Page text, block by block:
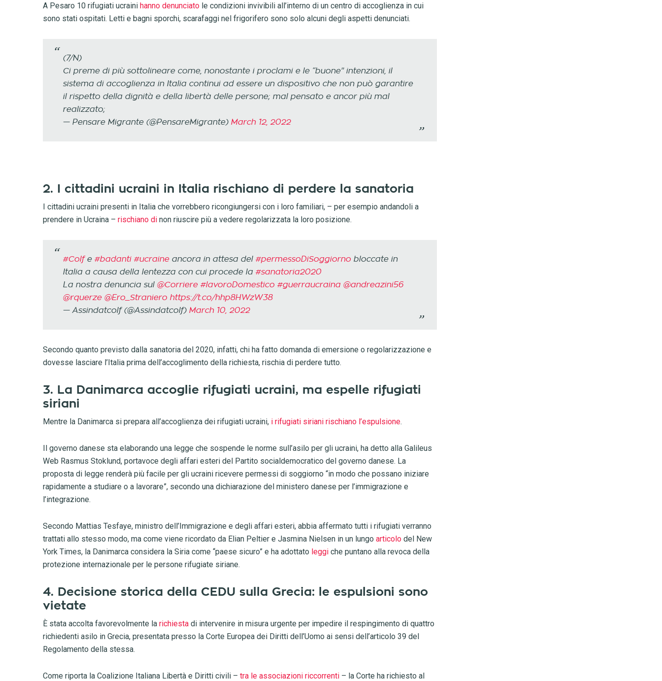
A Pesaro 10 rifugiati ucraini hanno denunciato le condizioni invivibili all’interno di un centro di accoglienza in cui
sono stati ospitati. Letti e bagni sporchi, scarafaggi nel frigorifero sono solo alcuni degli aspetti denunciati.
(7/N)
Ci preme di più sottolineare come, nonostante i proclami e le “buone” intenzioni, il
sistema di accoglienza in Italia continui ad essere un dispositivo che non può garantire
il rispetto della dignità e della libertà delle persone; mal pensato e ancor più mal
realizzato;
— Pensare Migrante (@PensareMigrante) March 12, 2022
2. I cittadini ucraini in Italia rischiano di perdere la sanatoria
I cittadini ucraini presenti in Italia che vorrebbero ricongiungersi con i loro familiari, – per esempio andandoli a
prendere in Ucraina – rischiano di non riuscire più a vedere regolarizzata la loro posizione.
#Colfe #badanti #ucraineancora in attesa del #permessoDiSoggiorno bloccate in
Italia a causa della lentezza con cui procede la #sanatoria2020
La nostra denuncia sul @Corriere #lavoroDomestico #guerraucraina @andreazini56
@rquerze @Ero_Straniero https://t.co/hhp8HWzW38
— Assindatcolf (@Assindatcolf) March 10, 2022
Secondo quanto previsto dalla sanatoria del 2020, infatti, chi ha fatto domanda di emersione o regolarizzazione e
dovesse lasciare l’Italia prima dell’accoglimento della richiesta, rischia di perdere tutto.
3. La Danimarca accoglie rifugiati ucraini, ma espelle rifugiati
siriani
Mentre la Danimarca si prepara all’accoglienza dei rifugiati ucraini, i rifugiati siriani rischiano l’espulsione.
Il governo danese sta elaborando una legge che sospende le norme sull’asilo per gli ucraini, ha detto alla Galileus
Web Rasmus Stoklund, portavoce degli affari esteri del Partito socialdemocratico del governo danese. La
proposta di legge renderà più facile per gli ucraini ricevere permessi di soggiorno “in modo che possano iniziare
rapidamente a studiare o a lavorare”, secondo una dichiarazione del ministero danese per l’immigrazione e
l’integrazione.
Secondo Mattias Tesfaye, ministro dell’Immigrazione e degli affari esteri, abbia affermato tutti i rifugiati verranno
trattati allo stesso modo, ma come viene ricordato da Elian Peltier e Jasmina Nielsen in un lungo articolo del New
York Times, la Danimarca considera la Siria come “paese sicuro” e ha adottato leggi che puntano alla revoca della
protezione internazionale per le persone rifugiate siriane.
4. Decisione storica della CEDU sulla Grecia: le espulsioni sono
vietate
È stata accolta favorevolmente la richiesta di intervenire in misura urgente per impedire il respingimento di quattro
richiedenti asilo in Grecia, presentata presso la Corte Europea dei Diritti dell’Uomo ai sensi dell’articolo 39 del
Regolamento della stessa.
Come riporta la Coalizione Italiana Libertà e Diritti civili – tra le associazioni riccorrenti – la Corte ha richiesto al